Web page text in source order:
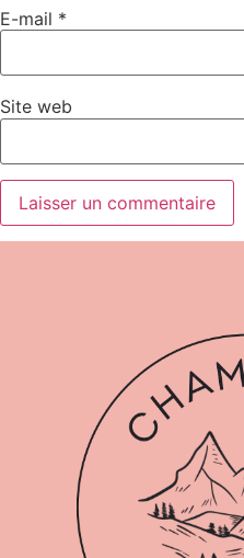
E-mail *
Site web